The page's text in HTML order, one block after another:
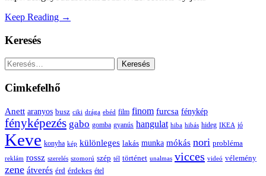
Keep Reading →
Keresés
Keresés:
Cimkefelhő
Anett aranyos busz ciki drága ebéd film finom furcsa fénykép
fényképezés gabo gomba gyanús hangulat hiba hibás hideg IKEA jó
Keve konyha kép különleges lakás munka mókás nori probléma
reklám rossz szerelés szomorú szép tél történet unalmas vicces videó vélemény
zene átverés érd érdekes étel